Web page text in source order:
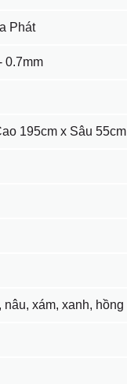
Phát
0.7mm
195cm x Sâu 55cm
nâu, xám, xanh, hồng